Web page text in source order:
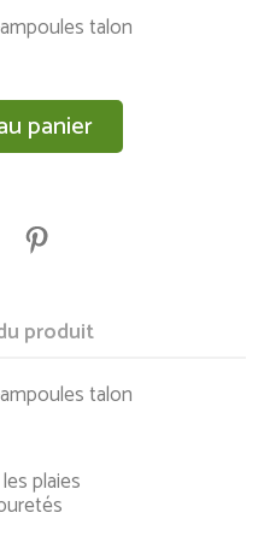
talon
panier
produit
talon
plaies